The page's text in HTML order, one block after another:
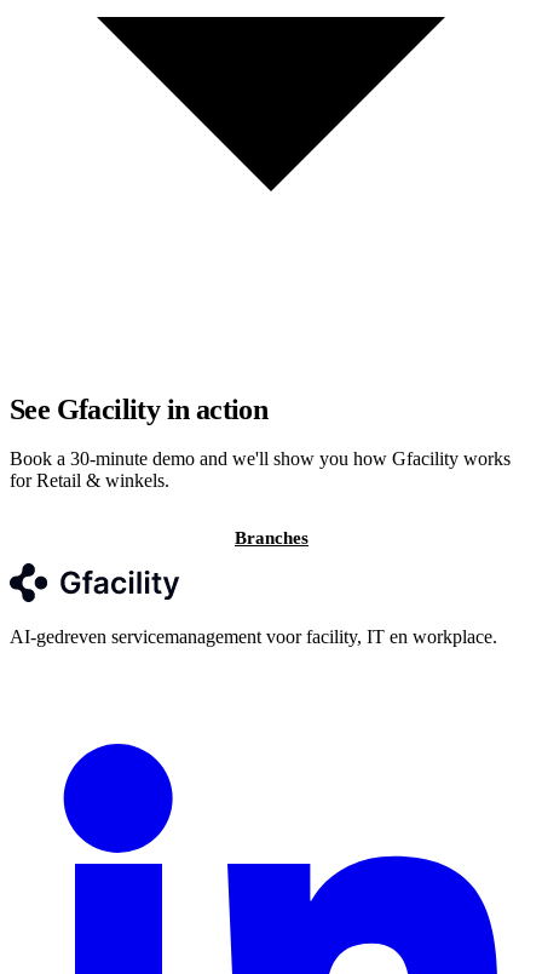
See Gfacility in action
Book a 30-minute demo and we'll show you how Gfacility works
for Retail & winkels.
Branches
AI-gedreven servicemanagement voor facility, IT en workplace.